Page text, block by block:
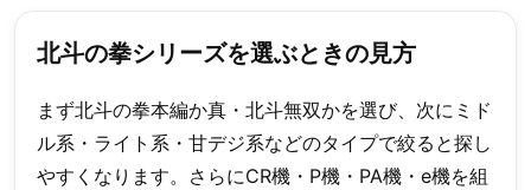
北斗の拳シリーズを選ぶときの見方
まず北斗の拳本編か真・北斗無双かを選び、次にミド
ル系・ライト系・甘デジ系などのタイプで絞ると探し
やすくなります。さらにCR機・P機・PA機・e機を組